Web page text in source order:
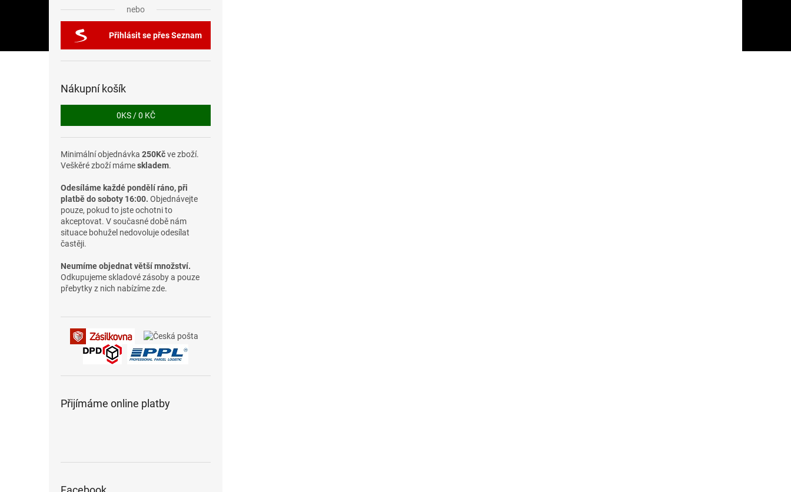
nebo
Přihlásit se přes Seznam
Nákupní košík
0KS /0 KČ
Minimální objednávka 250Kčve zboží.
Veškěré zboží mámeskladem.
Odesíláme každé pondělí ráno, při
platbě do soboty 16:00. Objednávejte
pouze, pokud to jste ochotni to
akceptovat. V současné době nám
situace bohužel nedovoluje odesílat
častěji.
Neumíme objednat větší množství.
Odkupujeme skladové zásoby a pouze
přebytky z nich nabízíme zde.
Přijímáme online platby